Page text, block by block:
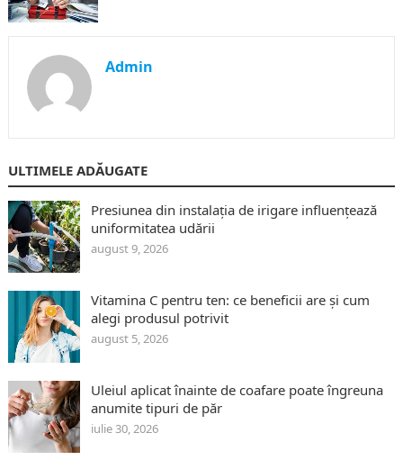
Admin
ULTIMELE ADĂUGATE
Presiunea din instalația de irigare influențează
uniformitatea udării
august 9, 2026
Vitamina C pentru ten: ce beneficii are și cum
alegi produsul potrivit
august 5, 2026
Uleiul aplicat înainte de coafare poate îngreuna
anumite tipuri de păr
iulie 30, 2026